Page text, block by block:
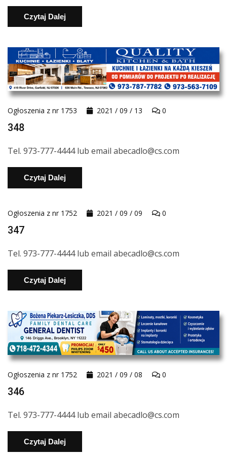
Czytaj Dalej
Ogłoszenia z nr 1753 2021 / 09 / 13 0
348
Tel. 973-777-4444 lub email abecadlo@cs.com
Czytaj Dalej
Ogłoszenia z nr 1752 2021 / 09 / 09 0
347
Tel. 973-777-4444 lub email abecadlo@cs.com
Czytaj Dalej
Ogłoszenia z nr 1752 2021 / 09 / 08 0
346
Tel. 973-777-4444 lub email abecadlo@cs.com
Czytaj Dalej